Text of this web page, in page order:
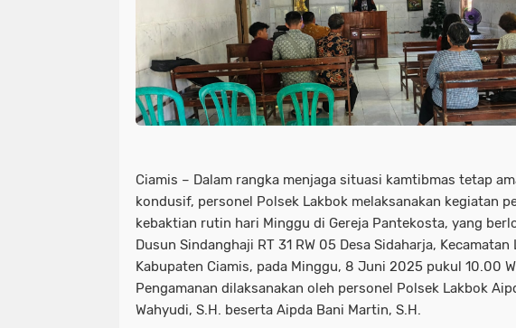
Ciamis – Dalam rangka menjaga situasi kamtibmas tetap
kondusif, personel Polsek Lakbok melaksanakan kegiatan
kebaktian rutin hari Minggu di Gereja Pantekosta, yang
Dusun Sindanghaji RT 31 RW 05 Desa Sidaharja, Kecamatan
Kabupaten Ciamis, pada Minggu, 8 Juni 2025 pukul 10.00
Pengamanan dilaksanakan oleh personel Polsek Lakbok
Wahyudi, S.H. beserta Aipda Bani Martin, S.H.